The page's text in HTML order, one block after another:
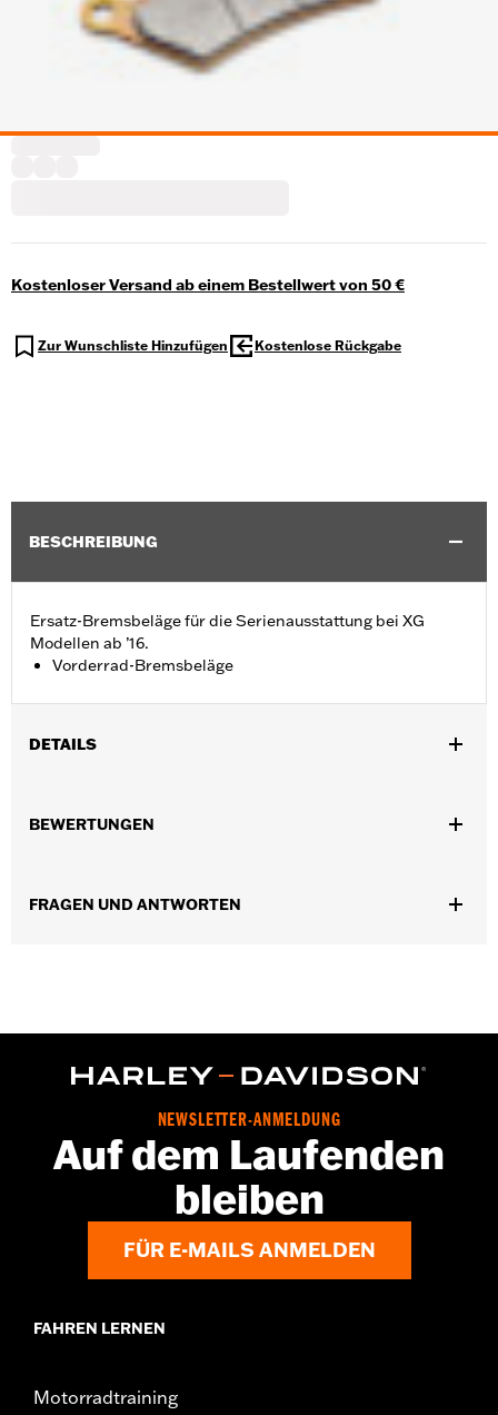
Kostenloser Versand ab einem Bestellwert von 50 €
Zur Wunschliste Hinzufügen Kostenlose Rückgabe
BESCHREIBUNG
Ersatz-Bremsbeläge für die Serienausstattung bei XG
Modellen ab ’16.
Vorderrad-Bremsbeläge
DETAILS
Position auf Motorrad:
BEWERTUNGEN
FRAGEN UND ANTWORTEN
NEWSLETTER-ANMELDUNG
Auf dem Laufenden
bleiben
FÜR E-MAILS ANMELDEN
FAHREN LERNEN
Motorradtraining